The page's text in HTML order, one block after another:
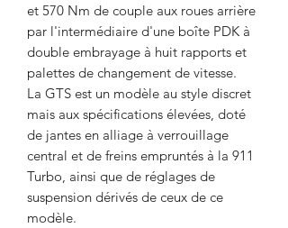
et 570 Nm de couple aux roues arrière
par l'intermédiaire d'une boîte PDK à
double embrayage à huit rapports et
palettes de changement de vitesse.
La GTS est un modèle au style discret
mais aux spécifications élevées, doté
de jantes en alliage à verrouillage
central et de freins empruntés à la 911
Turbo, ainsi que de réglages de
suspension dérivés de ceux de ce
modèle.